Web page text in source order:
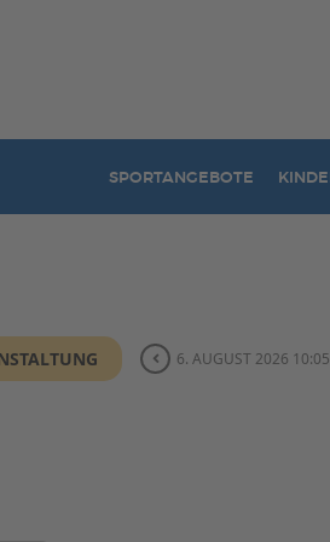
SPORTANGEBOTE
6. AUGUST 2026 10:05